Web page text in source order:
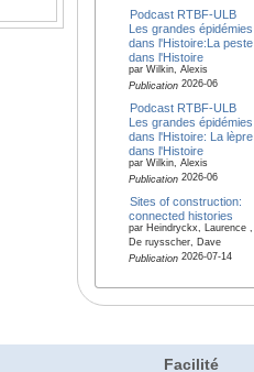
Podcast RTBF-ULB
Les grandes épidémies
dans l'Histoire:La peste
dans l'Histoire
par Wilkin, Alexis
Publication2026-06
Podcast RTBF-ULB
Les grandes épidémies
dans l'Histoire: La lèpre
dans l'Histoire
par Wilkin, Alexis
Publication2026-06
Sites of construction:
connected histories
par Heindryckx, Laurence ,
De ruysscher, Dave
Publication2026-07-14
Facilité